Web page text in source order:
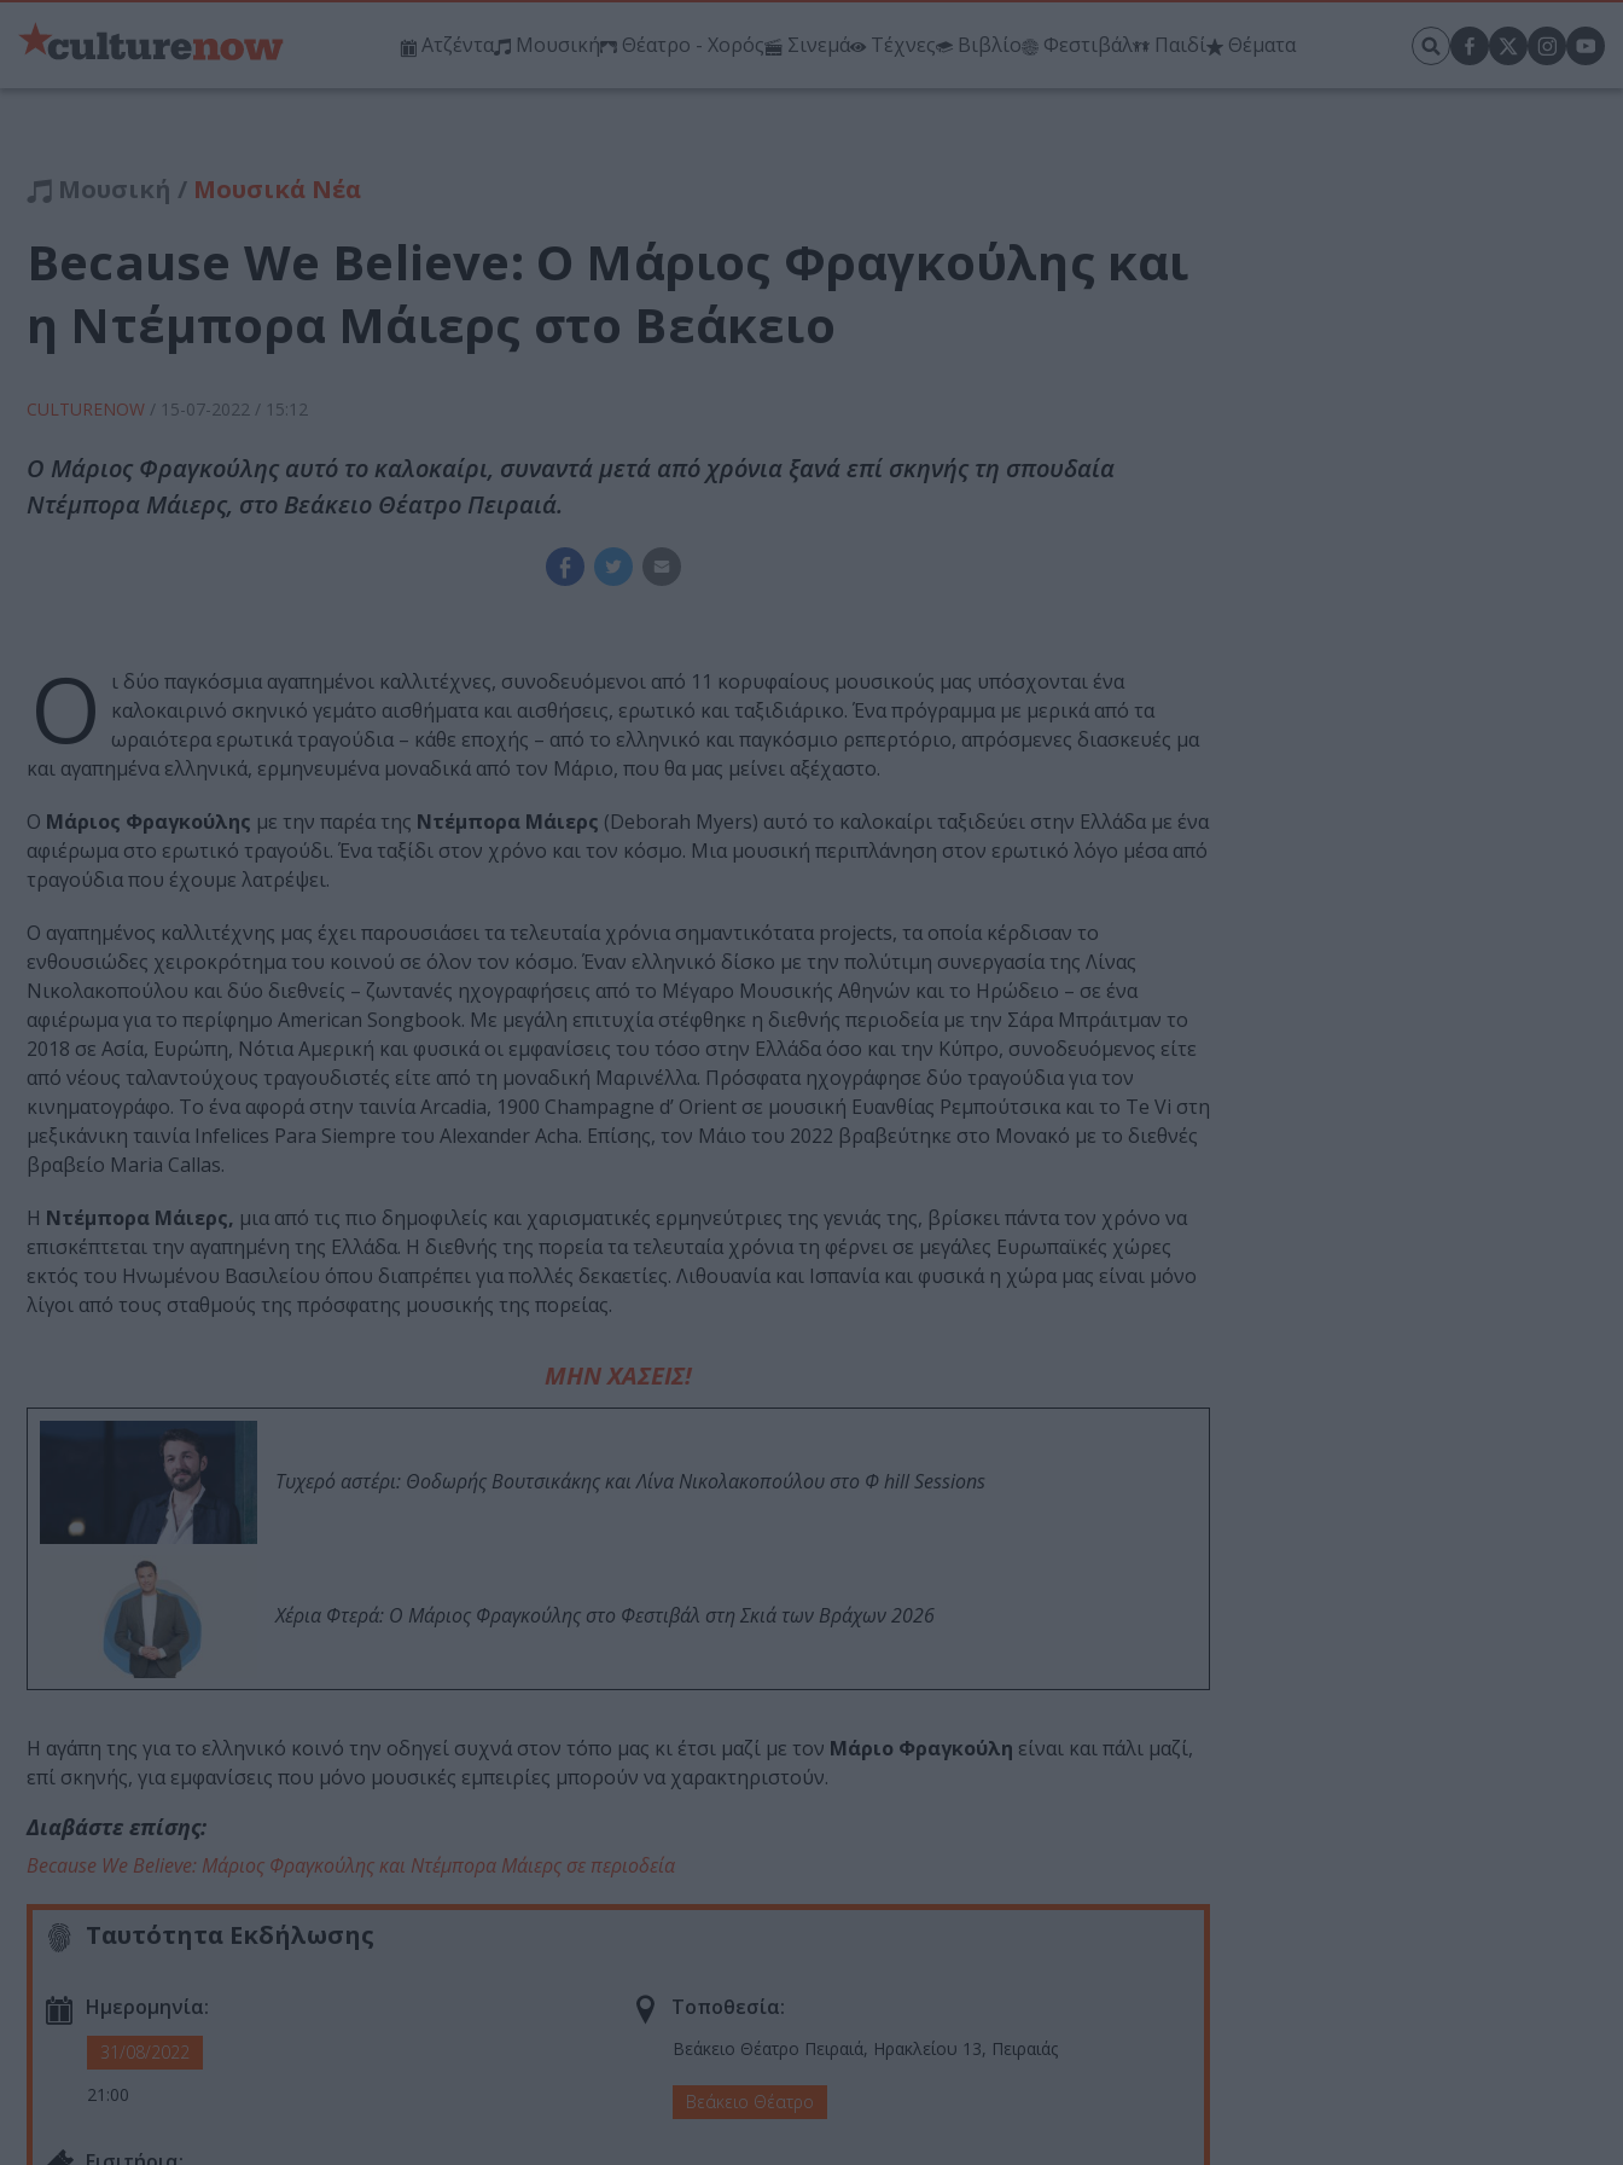
Ατζέντα Μουσική Θέατρο - Χορός Σινεμά Τέχνες Βιβλίο Φεστιβάλ Παιδί Θέματα
Μουσική / Μουσικά Νέα
Because We Believe: Ο Μάριος Φραγκούλης και
η Ντέμπορα Μάιερς στο Βεάκειο
CULTURENOW / 15-07-2022 / 15:12
Ο Μάριος Φραγκούλης αυτό το καλοκαίρι, συναντά μετά από χρόνια ξανά επί σκηνής τη σπουδαία
Ντέμπορα Μάιερς, στο Βεάκειο Θέατρο Πειραιά.
Ο
ι δύο παγκόσμια αγαπημένοι καλλιτέχνες, συνοδευόμενοι από 11 κορυφαίους μουσικούς μας υπόσχονται ένα
καλοκαιρινό σκηνικό γεμάτο αισθήματα και αισθήσεις, ερωτικό και ταξιδιάρικο. Ένα πρόγραμμα με μερικά από τα
ωραιότερα ερωτικά τραγούδια – κάθε εποχής – από το ελληνικό και παγκόσμιο ρεπερτόριο, απρόσμενες διασκευές μα
και αγαπημένα ελληνικά, ερμηνευμένα μοναδικά από τον Μάριο, που θα μας μείνει αξέχαστο.
Ο Μάριος Φραγκούλης με την παρέα της Ντέμπορα Μάιερς (Deborah Myers) αυτό το καλοκαίρι ταξιδεύει στην Ελλάδα με ένα
αφιέρωμα στο ερωτικό τραγούδι. Ένα ταξίδι στον χρόνο και τον κόσμο. Μια μουσική περιπλάνηση στον ερωτικό λόγο μέσα από
τραγούδια που έχουμε λατρέψει.
Ο αγαπημένος καλλιτέχνης μας έχει παρουσιάσει τα τελευταία χρόνια σημαντικότατα projects, τα οποία κέρδισαν το
ενθουσιώδες χειροκρότημα του κοινού σε όλον τον κόσμο. Έναν ελληνικό δίσκο με την πολύτιμη συνεργασία της Λίνας
Νικολακοπούλου και δύο διεθνείς – ζωντανές ηχογραφήσεις από το Μέγαρο Μουσικής Αθηνών και το Ηρώδειο – σε ένα
αφιέρωμα για το περίφημο American Songbook. Με μεγάλη επιτυχία στέφθηκε η διεθνής περιοδεία με την Σάρα Μπράιτμαν το
2018 σε Ασία, Ευρώπη, Νότια Αμερική και φυσικά οι εμφανίσεις του τόσο στην Ελλάδα όσο και την Κύπρο, συνοδευόμενος είτε
από νέους ταλαντούχους τραγουδιστές είτε από τη μοναδική Μαρινέλλα. Πρόσφατα ηχογράφησε δύο τραγούδια για τον
κινηματογράφο. Το ένα αφορά στην ταινία Arcadia, 1900 Champagne d’ Orient σε μουσική Ευανθίας Ρεμπούτσικα και το Te Vi στη
μεξικάνικη ταινία Infelices Para Siempre του Alexαnder Αcha. Επίσης, τον Μάιο του 2022 βραβεύτηκε στο Μονακό με το διεθνές
βραβείο Maria Callas.
Η Ντέμπορα Μάιερς, μια από τις πιο δημοφιλείς και χαρισματικές ερμηνεύτριες της γενιάς της, βρίσκει πάντα τον χρόνο να
επισκέπτεται την αγαπημένη της Ελλάδα. Η διεθνής της πορεία τα τελευταία χρόνια τη φέρνει σε μεγάλες Ευρωπαϊκές χώρες
εκτός του Ηνωμένου Βασιλείου όπου διαπρέπει για πολλές δεκαετίες. Λιθουανία και Ισπανία και φυσικά η χώρα μας είναι μόνο
λίγοι από τους σταθμούς της πρόσφατης μουσικής της πορείας.
ΜΗΝ ΧΑΣΕΙΣ!
Τυχερό αστέρι: Θοδωρής Βουτσικάκης και Λίνα Νικολακοπούλου στο Φ hill Sessions
Χέρια Φτερά: Ο Μάριος Φραγκούλης στο Φεστιβάλ στη Σκιά των Βράχων 2026
Η αγάπη της για το ελληνικό κοινό την οδηγεί συχνά στον τόπο μας κι έτσι μαζί με τον Μάριο Φραγκούλη είναι και πάλι μαζί,
επί σκηνής, για εμφανίσεις που μόνο μουσικές εμπειρίες μπορούν να χαρακτηριστούν.
Διαβάστε επίσης:
Because We Believe: Μάριος Φραγκούλης και Ντέμπορα Μάιερς σε περιοδεία
Ταυτότητα Εκδήλωσης
Ημερομηνία:
31/08/2022
21:00
Τοποθεσία:
Βεάκειο Θέατρο Πειραιά, Ηρακλείου 13, Πειραιάς
Βεάκειο Θέατρο